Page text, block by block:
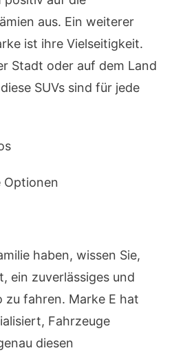
aus. Ein weiterer
ist ihre Vielseitigkeit.
Stadt oder auf dem Land
SUVs sind für jede
Optionen
haben, wissen Sie,
ein zuverlässiges und
zu fahren. Marke E hat
Fahrzeuge
diesen